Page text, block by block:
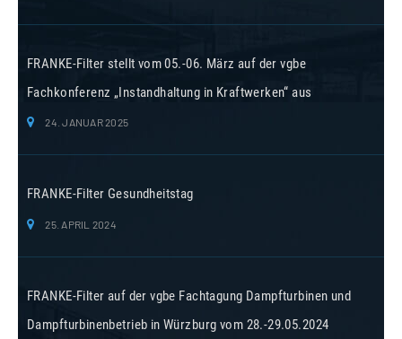
FRANKE-Filter stellt vom 05.-06. März auf der vgbe
Fachkonferenz „Instandhaltung in Kraftwerken“ aus
24. JANUAR 2025
FRANKE-Filter Gesundheitstag
25. APRIL 2024
FRANKE-Filter auf der vgbe Fachtagung Dampfturbinen und
Dampfturbinenbetrieb in Würzburg vom 28.-29.05.2024